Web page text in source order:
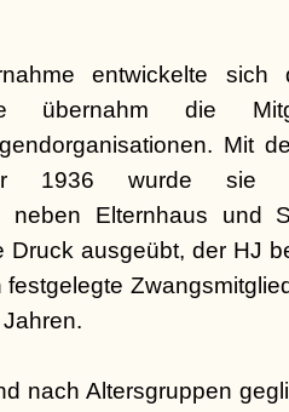
entwickelte
übernahm die
Mit
1936 wurde sie
neben Elternhaus und
Druck ausgeübt, der HJ
nach Altersgruppen